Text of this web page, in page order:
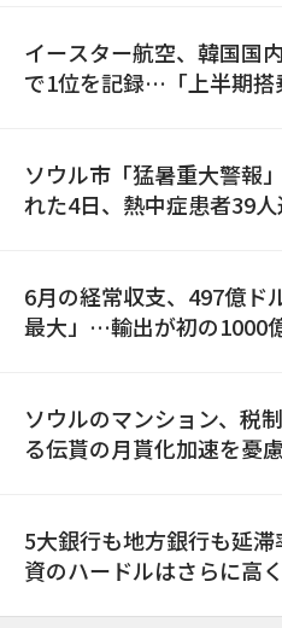
イースター航空、韓国国
で1位を記録…「上半期搭
ソウル市「猛暑重大警報
れた4日、熱中症患者39
6月の経常収支、497億ド
最大」…輸出が初の1000
ソウルのマンション、税
る伝貰の月貰化加速を憂慮
5大銀行も地方銀行も延
資のハードルはさらに高く